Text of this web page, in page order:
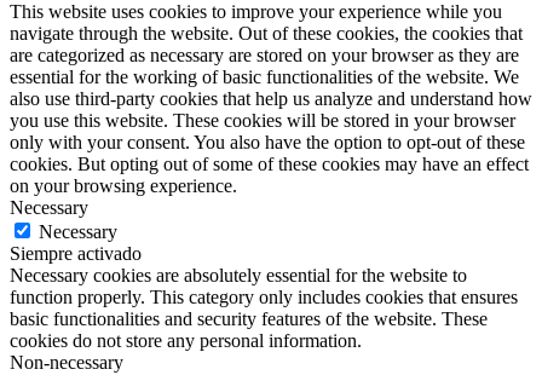
This website uses cookies to improve your experience while you
navigate through the website. Out of these cookies, the cookies that
are categorized as necessary are stored on your browser as they are
essential for the working of basic functionalities of the website. We
also use third-party cookies that help us analyze and understand how
you use this website. These cookies will be stored in your browser
only with your consent. You also have the option to opt-out of these
cookies. But opting out of some of these cookies may have an effect
on your browsing experience.
Necessary
Necessary
Siempre activado
Necessary cookies are absolutely essential for the website to
function properly. This category only includes cookies that ensures
basic functionalities and security features of the website. These
cookies do not store any personal information.
Non-necessary